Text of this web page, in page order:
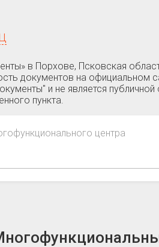
в Порхове, Псковская
документов на официальном
и не является
пункта.
центра